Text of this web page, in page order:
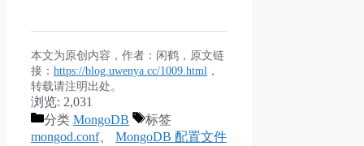
本文为原创内容，作者：闲鹤，原文链
接： https://blog.uwenya.cc/1009.html ，
转载请注明出处。
浏览: 2,031
分类 MongoDB
标签
mongod.conf、 MongoDB 配置文件